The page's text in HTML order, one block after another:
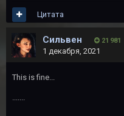
Цитата
Сильвен 21 981
1 декабря, 2021
This is fine...
.......